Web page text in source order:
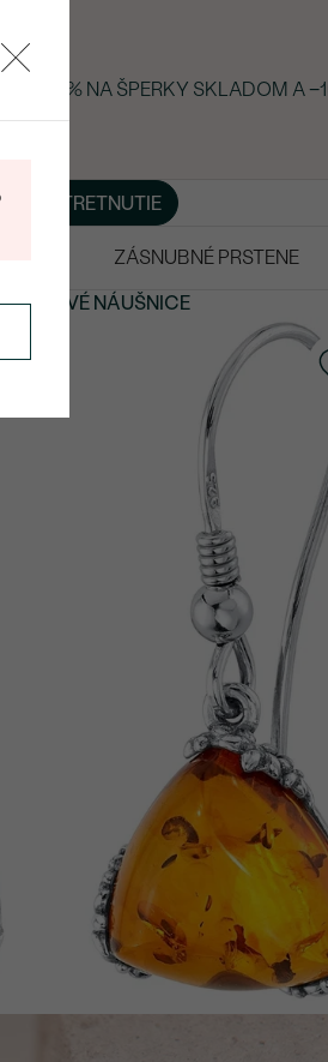
−25 % NA ŠPERKY SKLADOM A
STRETNUTIE
ZÁSNUBNÉ PRSTENE
NÁUŠNICE